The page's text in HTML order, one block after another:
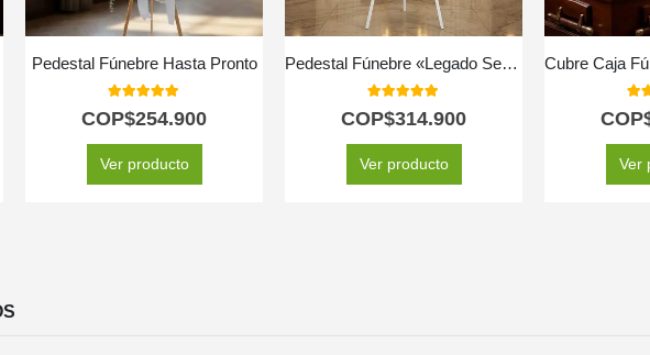
Pedestal Fúnebre Hasta Pronto
COP$254.900
Ver producto
Pedestal Fúnebre «Legado Sereno» para Julián 🕊️
COP$314.900
Ver producto Ver